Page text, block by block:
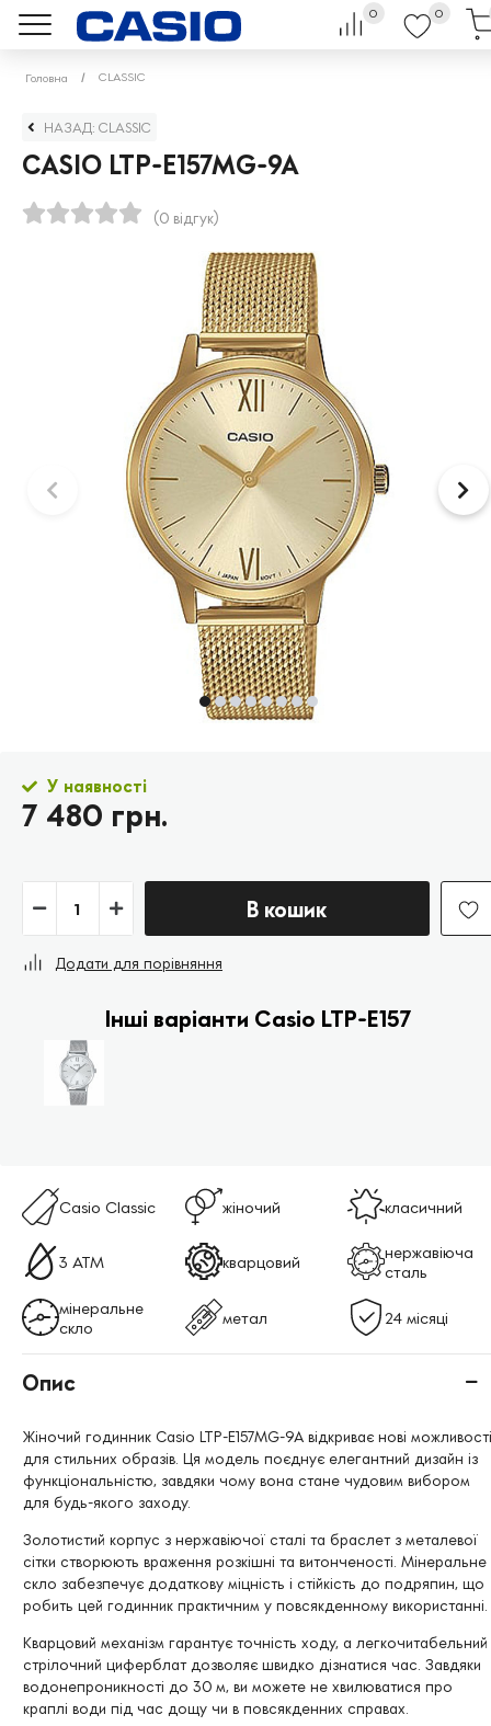
0 0
Головна CLASSIC
НАЗАД: CLASSIC
CASIO LTP-E157MG-9A
(0 відгук)
У наявності
7 480 грн.
В кошик
Додати для порівняння
Інші варіанти Casio LTP-E157
Casio Classic жіночий класичний
3 АТМ кварцовий
нержавіюча
сталь
мінеральне
скло
метал 24 місяці
Опис
Жіночий годинник Casio LTP-E157MG-9A відкриває нові можливості
для стильних образів. Ця модель поєднує елегантний дизайн із
функціональністю, завдяки чому вона стане чудовим вибором
для будь-якого заходу.
Золотистий корпус з нержавіючої сталі та браслет з металевої
сітки створюють враження розкішні та витонченості. Мінеральне
скло забезпечує додаткову міцність і стійкість до подряпин, що
робить цей годинник практичним у повсякденному використанні.
Кварцовий механізм гарантує точність ходу, а легкочитабельний
стрілочний циферблат дозволяє швидко дізнатися час. Завдяки
водонепроникності до 30 м, ви можете не хвилюватися про
краплі води під час дощу чи в повсякденних справах.